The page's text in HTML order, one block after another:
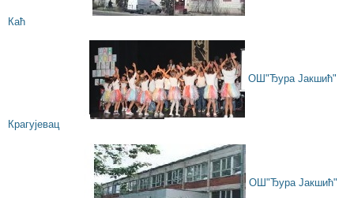
Каћ
ОШ"Ђура Јакшић"
Крагујевац
ОШ"Ђура Јакшић"